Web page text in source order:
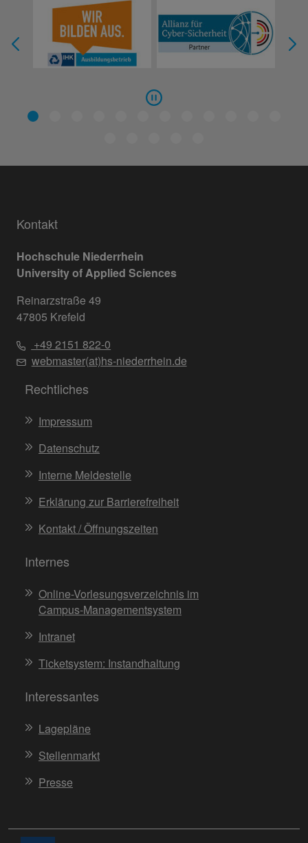
Kontakt
Hochschule Niederrhein
University of Applied Sciences
Reinarzstraße 49
47805 Krefeld
+49 2151 822-0
webmaster(at)hs-niederrhein.de
Rechtliches
Impressum
Datenschutz
Interne Meldestelle
Erklärung zur Barrierefreiheit
Kontakt / Öffnungszeiten
Internes
Online-Vorlesungsverzeichnis im
Campus-Managementsystem
Intranet
Ticketsystem: Instandhaltung
Interessantes
Lagepläne
Stellenmarkt
Presse